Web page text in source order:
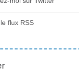
flux RSS